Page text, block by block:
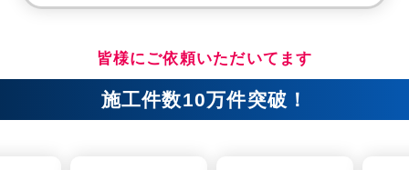
皆様にご依頼いただいてます
施工件数10万件突破！